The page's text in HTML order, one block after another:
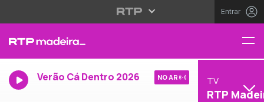
Entrar
Verão Cá Dentro 2026 NO AR TV
RTP